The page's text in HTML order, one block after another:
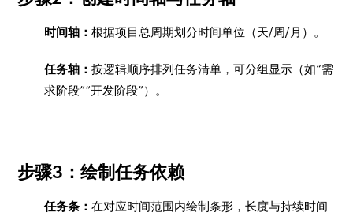
时间轴：根据项目总周期划分时间单位（天/周/月）。
任务轴：按逻辑顺序排列任务清单，可分组显示（如“需
求阶段”“开发阶段”）。
步骤3：绘制任务依赖
任务条：在对应时间范围内绘制条形，长度与持续时间